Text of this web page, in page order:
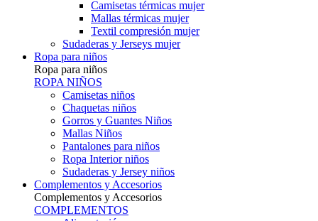
Camisetas térmicas mujer
Mallas térmicas mujer
Textil compresión mujer
Sudaderas y Jerseys mujer
Ropa para niños
Ropa para niños
ROPA NIÑOS
Camisetas niños
Chaquetas niños
Gorros y Guantes Niños
Mallas Niños
Pantalones para niños
Ropa Interior niños
Sudaderas y Jersey niños
Complementos y Accesorios
Complementos y Accesorios
COMPLEMENTOS